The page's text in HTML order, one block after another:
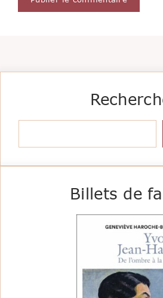
Billets de